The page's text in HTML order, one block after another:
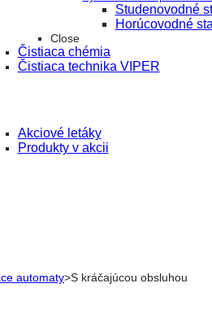
Studenovodné
Horúcovodné
Close
Čistiaca chémia
Čistiaca technika VIPER
Akciové letáky
Produkty v akcii
automaty>S kráčajúcou obsluhou